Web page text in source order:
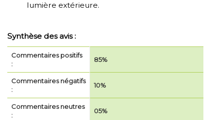
lumière extérieure.
Synthèse des avis :
Commentaires positifs
:
85%
Commentaires négatifs
:
10%
Commentaires neutres
:
05%